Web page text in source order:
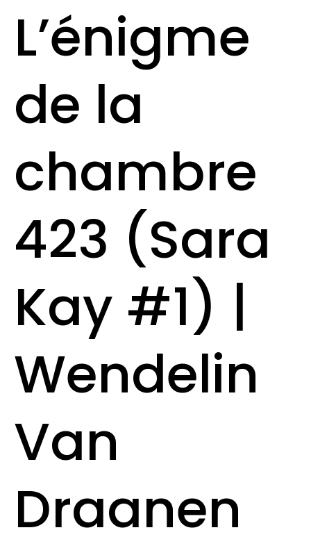
L’énigme
de la
chambre
423 (Sara
Kay #1) |
Wendelin
Van
Draanen